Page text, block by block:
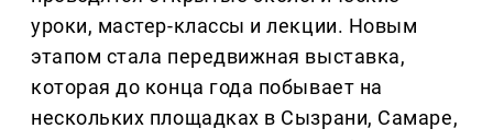
уроки, мастер-классы и лекции. Новым
этапом стала передвижная выставка,
которая до конца года побывает на
нескольких площадках в Сызрани, Самаре,